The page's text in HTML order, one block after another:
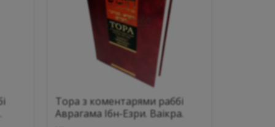
Тора з коментарями раббі
Аврагама Ібн-Езри. Ваікра.